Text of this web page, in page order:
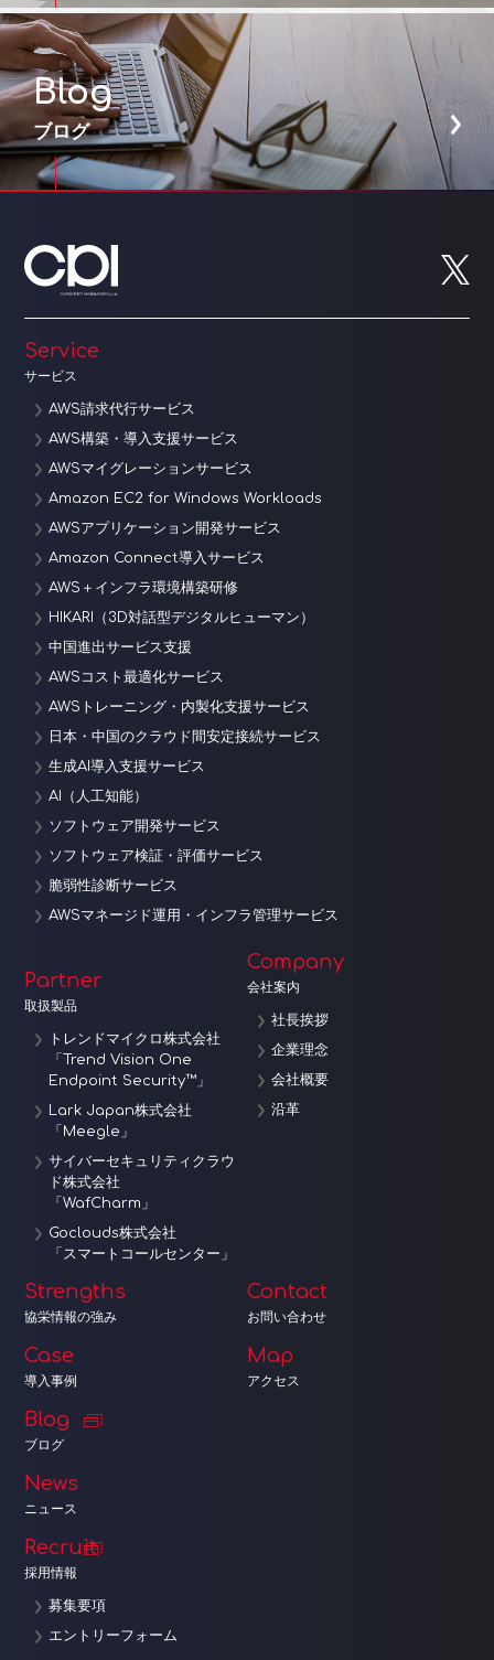
Blog
ブログ
Service
サービス
AWS請求代行サービス
AWS構築・導入支援サービス
AWSマイグレーションサービス
Amazon EC2 for Windows Workloads
AWSアプリケーション開発サービス
Amazon Connect導入サービス
AWS＋インフラ環境構築研修
HIKARI（3D対話型デジタルヒューマン）
中国進出サービス支援
AWSコスト最適化サービス
AWSトレーニング・内製化支援サービス
日本・中国のクラウド間安定接続サービス
生成AI導入支援サービス
AI（人工知能）
ソフトウェア開発サービス
ソフトウェア検証・評価サービス
脆弱性診断サービス
AWSマネージド運用・インフラ管理サービス
Partner
取扱製品
トレンドマイクロ株式会社
「Trend Vision One
Endpoint Security™」
Lark Japan株式会社
「Meegle」
サイバーセキュリティクラウ
ド株式会社
「WafCharm」
Goclouds株式会社
「スマートコールセンター」
Company
会社案内
社長挨拶
企業理念
会社概要
沿革
Strengths
協栄情報の強み
Case
導入事例
Blog
ブログ
News
ニュース
Contact
お問い合わせ
Map
アクセス
Recruit
採用情報
募集要項
エントリーフォーム